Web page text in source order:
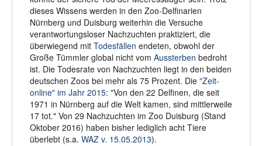
dieses Wissens werden in den Zoo-Delfinarien
Nürnberg und Duisburg weiterhin die Versuche
verantwortungsloser Nachzuchten praktiziert, die
überwiegend mit Todesfällen endeten, obwohl der
Große Tümmler global nicht vom Aussterben bedroht
ist. Die Todesrate von Nachzuchten liegt in den beiden
deutschen Zoos bei mehr als 75 Prozent. Die "Zeit-
online" im Jahr 2015: "Von den 22 Delfinen, die seit
1971 in Nürnberg auf die Welt kamen, sind mittlerweile
17 tot." Von 29 Nachzuchten im Zoo Duisburg (Stand
Oktober 2016) haben bisher lediglich acht Tiere
überlebt (s.a. WAZ v. 15.05.2013).